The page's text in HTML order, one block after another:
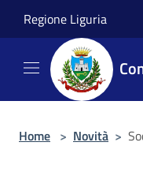
Regione Liguria
Home > Novità >